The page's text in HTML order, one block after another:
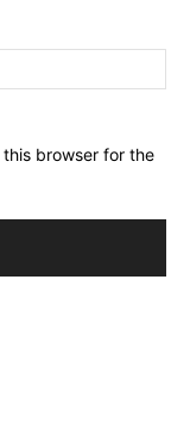
browser for the